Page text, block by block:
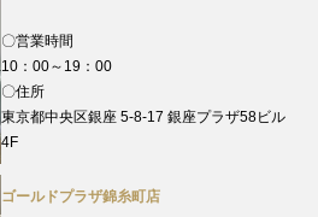
〇営業時間
10：00～19：00
〇住所
東京都中央区銀座 5-8-17 銀座プラザ58ビル
4F
ゴールドプラザ錦糸町店